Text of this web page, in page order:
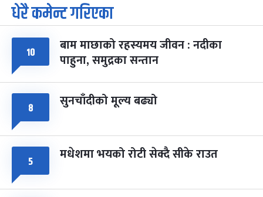
७
आइत
पूर्णिमा व्रत
चैत्र ७, २०८३-
८
सोम
फागुपूर्णिमा
चैत्र ८, २०८३-Mar 22, 2027
७ महिना बाँकी
धेरै कमेन्ट गरिएका
१० बाम माछाको रहस्यमय जीवन : नदीका
पाहुना, समुद्रका सन्तान
८ सुनचाँदीको मूल्य बढ्यो
५ मधेशमा भयको रोटी सेक्दै सीके राउत